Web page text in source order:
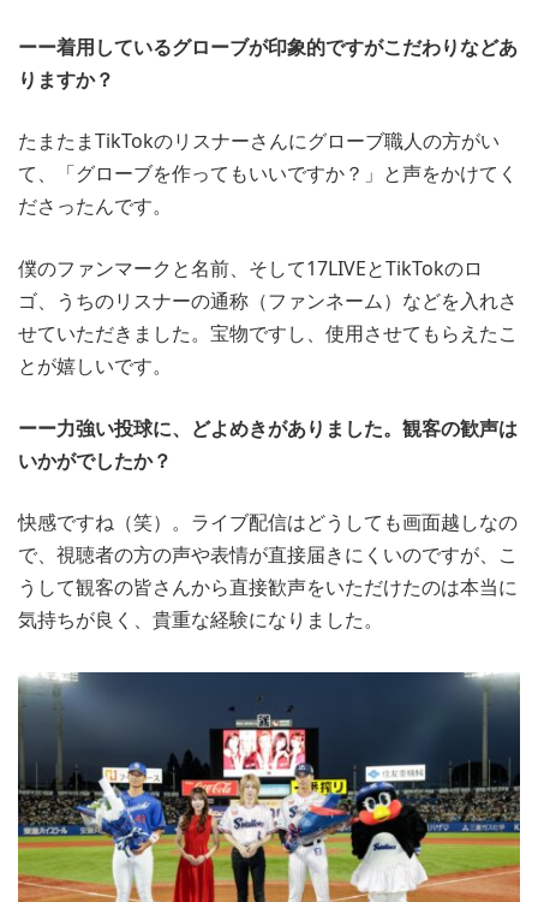
ーー着用しているグローブが印象的ですがこだわりなどあ
りますか？
たまたまTikTokのリスナーさんにグローブ職人の方がい
て、「グローブを作ってもいいですか？」と声をかけてく
ださったんです。
僕のファンマークと名前、そして17LIVEとTikTokのロ
ゴ、うちのリスナーの通称（ファンネーム）などを入れさ
せていただきました。宝物ですし、使用させてもらえたこ
とが嬉しいです。
ーー力強い投球に、どよめきがありました。観客の歓声は
いかがでしたか？
快感ですね（笑）。ライブ配信はどうしても画面越しなの
で、視聴者の方の声や表情が直接届きにくいのですが、こ
うして観客の皆さんから直接歓声をいただけたのは本当に
気持ちが良く、貴重な経験になりました。